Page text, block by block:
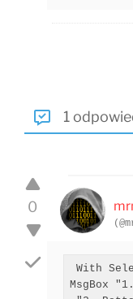
1
0
With
MsgBox